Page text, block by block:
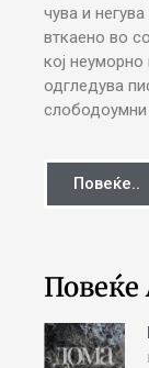
чува и
вткаено во
кој
одгледува
слободоумни
Повеќе..